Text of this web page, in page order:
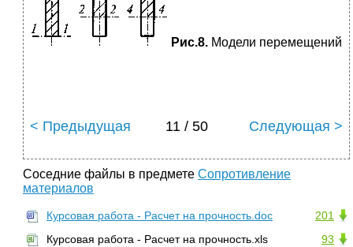
Рис.8.Модели перемещений
< Предыдущая 11 / 50 Следующая >
Соседние файлы в предмете Сопротивление
материалов
201
Курсовая работа - Расчет на прочность.doc
93
Курсовая работа - Расчет на прочность.xls